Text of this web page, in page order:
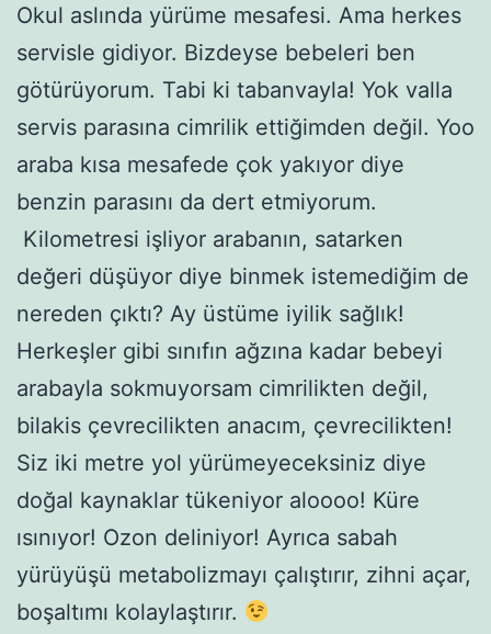
Okul aslında yürüme mesafesi. Ama herkes
servisle gidiyor. Bizdeyse bebeleri ben
götürüyorum. Tabi ki tabanvayla! Yok valla
servis parasına cimrilik ettiğimden değil. Yoo
araba kısa mesafede çok yakıyor diye
benzin parasını da dert etmiyorum.
Kilometresi işliyor arabanın, satarken
değeri düşüyor diye binmek istemediğim de
nereden çıktı? Ay üstüme iyilik sağlık!
Herkeşler gibi sınıfın ağzına kadar bebeyi
arabayla sokmuyorsam cimrilikten değil,
bilakis çevrecilikten anacım, çevrecilikten!
Siz iki metre yol yürümeyeceksiniz diye
doğal kaynaklar tükeniyor aloooo! Küre
ısınıyor! Ozon deliniyor! Ayrıca sabah
yürüyüşü metabolizmayı çalıştırır, zihni açar,
boşaltımı kolaylaştırır.